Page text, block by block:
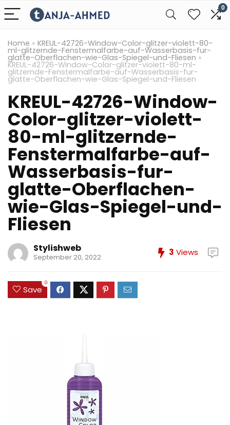
0
Home » KREUL-42726-Window-Color-glitzer-violett-80-
ml-glitzernde-Fenstermalfarbe-auf-Wasserbasis-fur-
glatte-Oberflachen-wie-Glas-Spiegel-und-Fliesen »
KREUL-42726-Window-Color-glitzer-violett-80-ml-
glitzernde-Fenstermalfarbe-auf-Wasserbasis-fur-
glatte-Oberflachen-wie-Glas-Spiegel-und-Fliesen
KREUL-42726-Window-
Color-glitzer-violett-
80-ml-glitzernde-
Fenstermalfarbe-auf-
Wasserbasis-fur-
glatte-Oberflachen-
wie-Glas-Spiegel-und-
Fliesen
Stylishweb
September 20, 2022 3 Views
Save
0